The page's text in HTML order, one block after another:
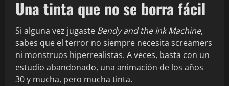
Una tinta que no se borra fácil
Si alguna vez jugaste Bendy and the Ink Machine,
sabes que el terror no siempre necesita screamers
ni monstruos hiperrealistas. A veces, basta con un
estudio abandonado, una animación de los años
30 y mucha, pero mucha tinta.